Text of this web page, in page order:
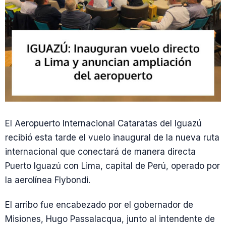
El Aeropuerto Internacional Cataratas del Iguazú
recibió esta tarde el vuelo inaugural de la nueva ruta
internacional que conectará de manera directa
Puerto Iguazú con Lima, capital de Perú, operado por
la aerolínea Flybondi.
El arribo fue encabezado por el gobernador de
Misiones, Hugo Passalacqua, junto al intendente de